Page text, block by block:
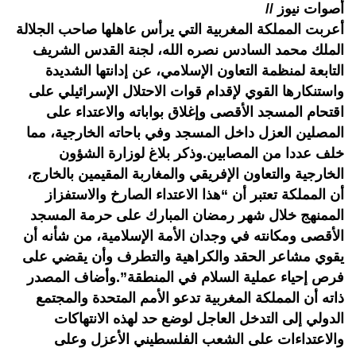
أصوات نيوز //
أعربت المملكة المغربية التي يرأس عاهلها صاحب الجلالة
الملك محمد السادس نصره الله، لجنة القدس الشريف
التابعة لمنظمة التعاون الإسلامي، عن إدانتها الشديدة
واستنكارها القوي لإقدام قوات الاحتلال الإسرائيلي على
اقتحام المسجد الأقصى وإغلاق بواباته والاعتداء على
المصلين العزل داخل المسجد وفي باحاته الخارجية، مما
خلف عددا من المصابين.وذكر بلاغ لوزارة الشؤون
الخارجية والتعاون الإفريقي والمغاربة المقيمين بالخارج،
أن المملكة تعتبر أن “هذا الاعتداء الصارخ والاستفزاز
الممنهج خلال شهر رمضان المبارك على حرمة المسجد
الأقصى ومكانته في وجدان الأمة الإسلامية، من شأنه أن
يقوي مشاعر الحقد والكراهية والتطرف وأن يقضي على
فرص إحياء عملية السلام في المنطقة”.وأضاف المصدر
ذاته أن المملكة المغربية تدعو الأمم المتحدة والمجتمع
الدولي إلى التدخل العاجل لوضع حد لهذه الانتهاكات
والاعتداءات على الشعب الفلسطيني الأعزل وعلى